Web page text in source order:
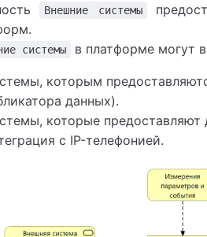
Внешние системы
системы в платформе могут
которым
данных).
которые
с IP-телефонией.